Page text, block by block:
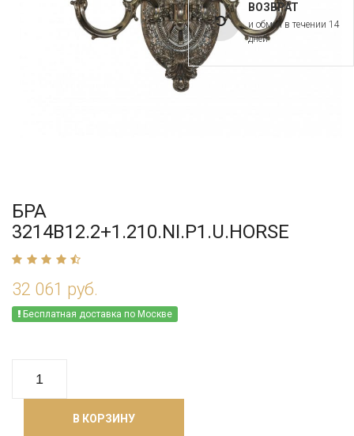
БРА
3214B12.2+1.210.NI.P1.U.HORSE
32 061 руб.
Бесплатная доставка по Москве
В КОРЗИНУ
ВОЗВРАТ
и обмен в течении 14
дней